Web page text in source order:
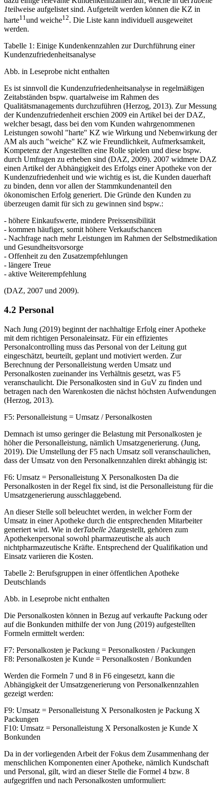
1teilweise aufgelistet sind. Aufgeteilt werden können die KZ in
harte11 und weiche12. Die Liste kann individuell ausgeweitet
werden.
Tabelle 1: Einige Kundenkennzahlen zur Durchführung einer
Kundenzufriedenheitsanalyse
Abb. in Leseprobe nicht enthalten
Es ist sinnvoll die Kundenzufriedenheitsanalyse in regelmäßigen
Zeitabständen bspw. quartalweise im Rahmen des
Qualitätsmanagements durchzuführen (Herzog, 2013). Zur Messung
der Kundenzufriedenheit erschien 2009 ein Artikel bei der DAZ,
welcher besagt, dass bei den vom Kunden wahrgenommenen
Leistungen sowohl "harte" KZ wie Wirkung und Nebenwirkung der
AM als auch "weiche" KZ wie Freundlichkeit, Aufmerksamkeit,
Kompetenz der Angestellten eine Rolle spielen und diese bspw.
durch Umfragen zu erheben sind (DAZ, 2009). 2007 widmete DAZ
einen Artikel der Abhängigkeit des Erfolgs einer Apotheke von der
Kundenzufriedenheit und wie wichtig es ist, die Kunden dauerhaft
zu binden, denn vor allen der Stammkundenanteil den
ökonomischen Erfolg generiert. Die Gründe den Kunden zu
überzeugen damit für sich zu gewinnen sind bspw.:
- höhere Einkaufswerte, mindere Preissensibilität
- kommen häufiger, somit höhere Verkaufschancen
- Nachfrage nach mehr Leistungen im Rahmen der Selbstmedikation
und Gesundheitsvorsorge
- Offenheit zu den Zusatzempfehlungen
- längere Treue
- aktive Weiterempfehlung
(DAZ, 2007 und 2009).
4.2 Personal
Nach Jung (2019) beginnt der nachhaltige Erfolg einer Apotheke
mit dem richtigen Personaleinsatz. Für ein effizientes
Personalcontrolling muss das Personal von der Leitung gut
eingeschätzt, beurteilt, geplant und motiviert werden. Zur
Berechnung der Personalleistung werden Umsatz und
Personalkosten zueinander ins Verhältnis gesetzt, was F5
veranschaulicht. Die Personalkosten sind in GuV zu finden und
betragen nach den Warenkosten die nächst höchsten Aufwendungen
(Herzog, 2013).
F5: Personalleistung = Umsatz / Personalkosten
Demnach ist umso geringer die Belastung mit Personalkosten je
höher die Personalleistung, nämlich Umsatzgenerierung. (Jung,
2019). Die Umstellung der F5 nach Umsatz soll veranschaulichen,
dass der Umsatz von den Personalkennzahlen direkt abhängig ist:
F6: Umsatz = Personalleistung X Personalkosten Da die
Personalkosten in der Regel fix sind, ist die Personalleistung für die
Umsatzgenerierung ausschlaggebend.
An dieser Stelle soll beleuchtet werden, in welcher Form der
Umsatz in einer Apotheke durch die entsprechenden Mitarbeiter
generiert wird. Wie in derTabelle 2dargestellt, gehören zum
Apothekenpersonal sowohl pharmazeutische als auch
nichtpharmazeutische Kräfte. Entsprechend der Qualifikation und
Einsatz variieren die Kosten.
Tabelle 2: Berufsgruppen in einer öffentlichen Apotheke
Deutschlands
Abb. in Leseprobe nicht enthalten
Die Personalkosten können in Bezug auf verkaufte Packung oder
auf die Bonkunden mithilfe der von Jung (2019) aufgestellten
Formeln ermittelt werden:
F7: Personalkosten je Packung = Personalkosten / Packungen
F8: Personalkosten je Kunde = Personalkosten / Bonkunden
Werden die Formeln 7 und 8 in F6 eingesetzt, kann die
Abhängigkeit der Umsatzgenerierung von Personalkennzahlen
gezeigt werden:
F9: Umsatz = Personalleistung X Personalkosten je Packung X
Packungen
F10: Umsatz = Personalleistung X Personalkosten je Kunde X
Bonkunden
Da in der vorliegenden Arbeit der Fokus dem Zusammenhang der
menschlichen Komponenten einer Apotheke, nämlich Kundschaft
und Personal, gilt, wird an dieser Stelle die Formel 4 bzw. 8
aufgegriffen und nach Personalkosten umformuliert: